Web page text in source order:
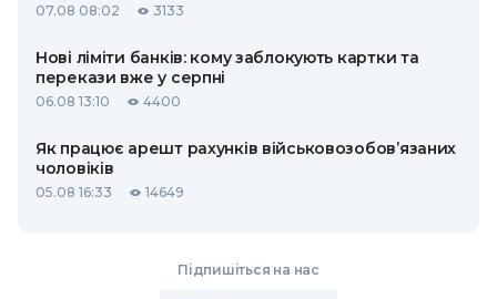
07.08 08:02 3133
Нові ліміти банків: кому заблокують картки та
перекази вже у серпні
06.08 13:10 4400
Як працює арешт рахунків військовозобов’язаних
чоловіків
05.08 16:33 14649
Підпишіться на нас